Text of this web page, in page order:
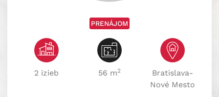
PRENÁJOM
2 izieb 56 m2
Bratislava-
Nové Mesto